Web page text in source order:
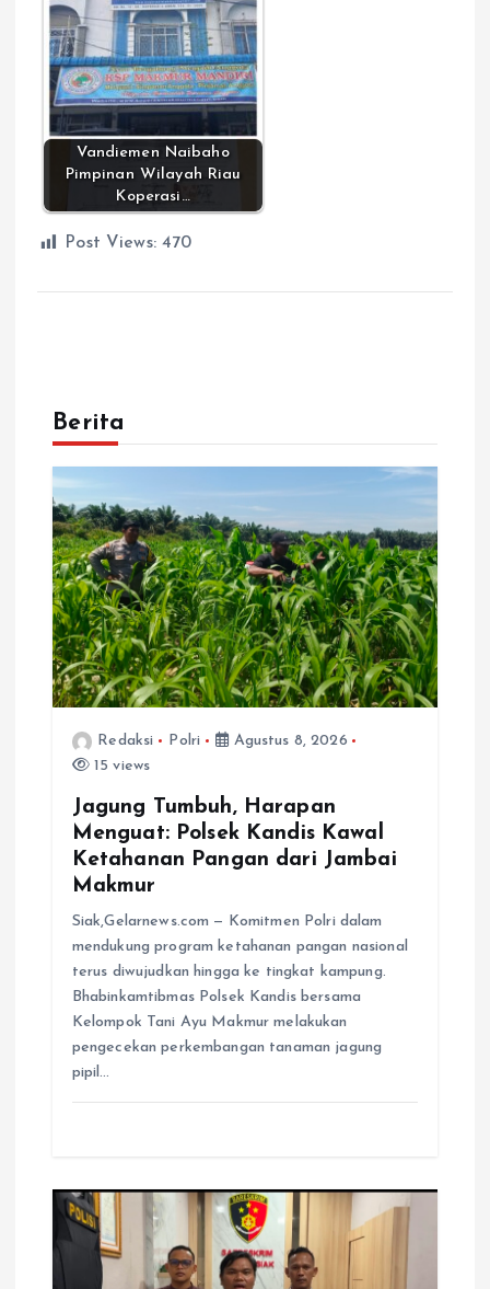
Vandiemen Naibaho
Pimpinan Wilayah Riau
Koperasi…
Post Views: 470
Berita
Redaksi Polri
Agustus 8, 2026
15 views
Jagung Tumbuh, Harapan
Menguat: Polsek Kandis Kawal
Ketahanan Pangan dari Jambai
Makmur
Siak,Gelarnews.com — Komitmen Polri dalam
mendukung program ketahanan pangan nasional
terus diwujudkan hingga ke tingkat kampung.
Bhabinkamtibmas Polsek Kandis bersama
Kelompok Tani Ayu Makmur melakukan
pengecekan perkembangan tanaman jagung
pipil…